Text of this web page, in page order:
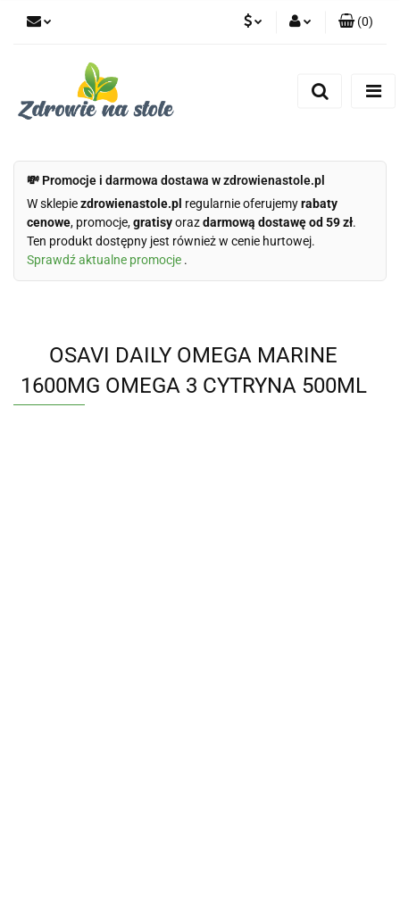
(0)
💸 Promocje i darmowa dostawa w zdrowienastole.pl
W sklepiezdrowienastole.pl regularnie oferujemyrabaty
cenowe, promocje,gratisyorazdarmową dostawę od 59 zł.
Ten produkt dostępny jest również w cenie hurtowej.
Sprawdź aktualne promocje .
OSAVI DAILY OMEGA MARINE
1600MG OMEGA 3 CYTRYNA 500ML